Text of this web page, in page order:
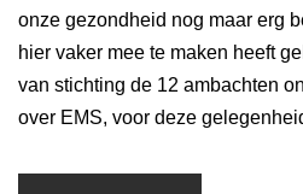
onze gezondheid nog maar erg
hier vaker mee te maken heeft
van stichting de 12 ambachten
over EMS, voor deze